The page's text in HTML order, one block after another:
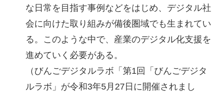
な日常を目指す事例などをはじめ、デジタル社
会に向けた取り組みが備後圏域でも生まれてい
る。このような中で、産業のデジタル化支援を
進めていく必要がある。
（びんごデジタルラボ「第1回「びんごデジタ
ルラボ」が令和3年5月27日に開催されまし